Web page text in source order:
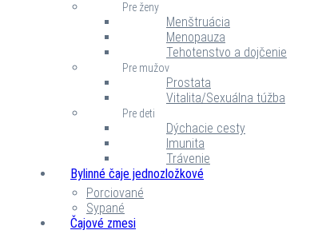
Pre ženy
Menštruácia
Menopauza
Tehotenstvo a dojčenie
Pre mužov
Prostata
Vitalita/Sexuálna túžba
Pre deti
Dýchacie cesty
Imunita
Trávenie
Bylinné čaje jednozložkové
Porciované
Sypané
Čajové zmesi